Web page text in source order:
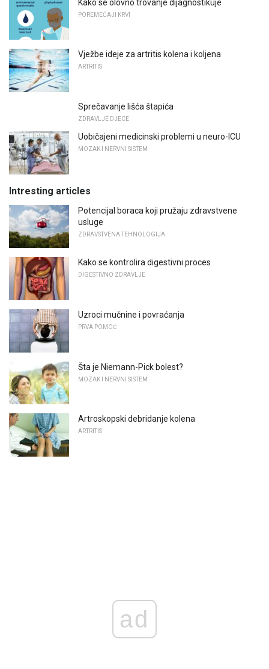
Kako se olovno trovanje dijagnostikuje
POREMEĆAJI KRVI
Vježbe ideje za artritis kolena i koljena
ARTRITIS
Sprečavanje lišća štapića
ZDRAVLJE DJECE
Uobičajeni medicinski problemi u neuro-ICU
MOZAK I NERVNI SISTEM
Intresting articles
Potencijal boraca koji pružaju zdravstvene
usluge
ZDRAVSTVENA TEHNOLOGIJA
Kako se kontrolira digestivni proces
DIGESTIVNO ZDRAVLJE
Uzroci mučnine i povraćanja
PRVA POMOĆ
Šta je Niemann-Pick bolest?
MOZAK I NERVNI SISTEM
Artroskopski debridanje kolena
ARTRITIS
ad